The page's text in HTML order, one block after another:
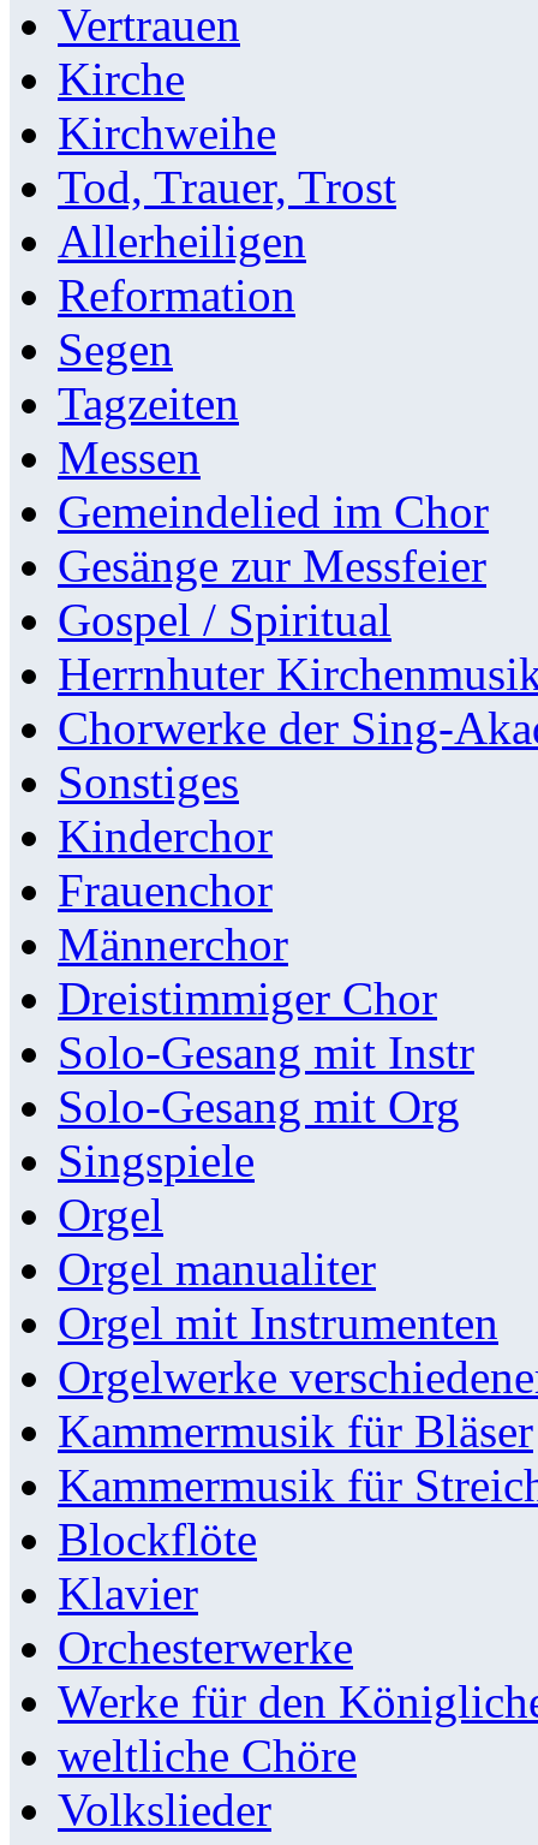
Vertrauen
Kirche
Kirchweihe
Tod, Trauer, Trost
Allerheiligen
Reformation
Segen
Tagzeiten
Messen
Gemeindelied im Chor
Gesänge zur Messfeier
Gospel / Spiritual
Herrnhuter
Chorwerke der Sing-
Sonstiges
Kinderchor
Frauenchor
Männerchor
Dreistimmiger Chor
Solo-Gesang mit Instr
Solo-Gesang mit Org
Singspiele
Orgel
Orgel manualiter
Orgel mit Instrumenten
Orgelwerke
Kammermusik für Bläser
Kammermusik für
Blockflöte
Klavier
Orchesterwerke
Werke für den
weltliche Chöre
Volkslieder